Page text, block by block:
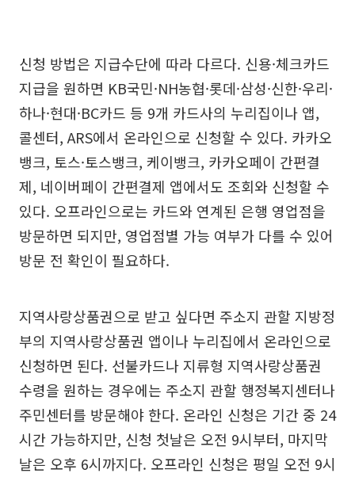
신청 방법은 지급수단에 따라 다르다. 신용·체크카드
지급을 원하면 KB국민·NH농협·롯데·삼성·신한·우리·
하나·현대·BC카드 등 9개 카드사의 누리집이나 앱,
콜센터, ARS에서 온라인으로 신청할 수 있다. 카카오
뱅크, 토스·토스뱅크, 케이뱅크, 카카오페이 간편결
제, 네이버페이 간편결제 앱에서도 조회와 신청할 수
있다. 오프라인으로는 카드와 연계된 은행 영업점을
방문하면 되지만, 영업점별 가능 여부가 다를 수 있어
방문 전 확인이 필요하다.
지역사랑상품권으로 받고 싶다면 주소지 관할 지방정
부의 지역사랑상품권 앱이나 누리집에서 온라인으로
신청하면 된다. 선불카드나 지류형 지역사랑상품권
수령을 원하는 경우에는 주소지 관할 행정복지센터나
주민센터를 방문해야 한다. 온라인 신청은 기간 중 24
시간 가능하지만, 신청 첫날은 오전 9시부터, 마지막
날은 오후 6시까지다. 오프라인 신청은 평일 오전 9시